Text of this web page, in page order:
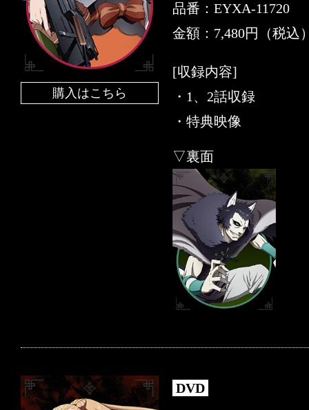
購入はこちら
品番：EYXA-11720
金額：7,480円（税込
[収録内容]
・1、2話収録
・特典映像
▽裏面
DVD